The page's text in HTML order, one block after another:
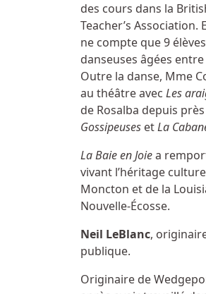
des cours dans la
Teacher’s
ne compte que 9
danseuses âgées
Outre la danse, Mme
au théâtre avec Les
de Rosalba depuis
Gossipeuses etLa
La Baie en Joiea
vivant l’héritage
Moncton et de la
Nouvelle-Écosse.
Neil LeBlanc,
publique.
Originaire de